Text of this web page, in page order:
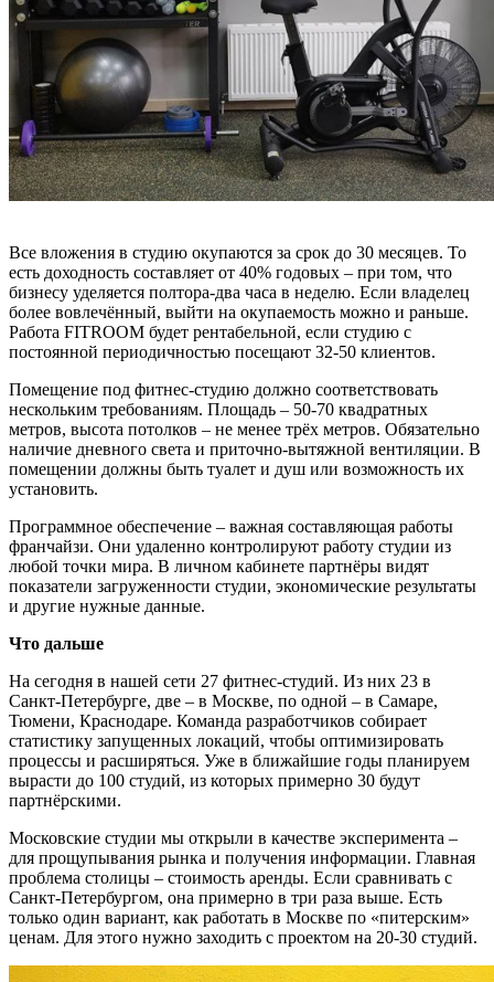
Все вложения в студию окупаются за срок до 30 месяцев. То
есть доходность составляет от 40% годовых – при том, что
бизнесу уделяется полтора-два часа в неделю. Если владелец
более вовлечённый, выйти на окупаемость можно и раньше.
Работа FITROOM будет рентабельной, если студию с
постоянной периодичностью посещают 32-50 клиентов.
Помещение под фитнес-студию должно соответствовать
нескольким требованиям. Площадь – 50-70 квадратных
метров, высота потолков – не менее трёх метров. Обязательно
наличие дневного света и приточно-вытяжной вентиляции. В
помещении должны быть туалет и душ или возможность их
установить.
Программное обеспечение – важная составляющая работы
франчайзи. Они удаленно контролируют работу студии из
любой точки мира. В личном кабинете партнёры видят
показатели загруженности студии, экономические результаты
и другие нужные данные.
Что дальше
На сегодня в нашей сети 27 фитнес-студий. Из них 23 в
Санкт-Петербурге, две – в Москве, по одной – в Самаре,
Тюмени, Краснодаре. Команда разработчиков собирает
статистику запущенных локаций, чтобы оптимизировать
процессы и расширяться. Уже в ближайшие годы планируем
вырасти до 100 студий, из которых примерно 30 будут
партнёрскими.
Московские студии мы открыли в качестве эксперимента –
для прощупывания рынка и получения информации. Главная
проблема столицы – стоимость аренды. Если сравнивать с
Санкт-Петербургом, она примерно в три раза выше. Есть
только один вариант, как работать в Москве по «питерским»
ценам. Для этого нужно заходить с проектом на 20-30 студий.